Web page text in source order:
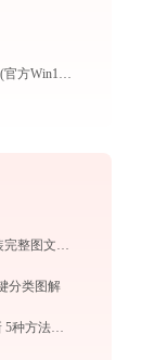
(2025最新)HP CP4525dn驱动下载(官方Win10/Win11)
PotPlayer安装教程：新手下载安装完整图文步骤
分类图解
Win10如何彻底永久关闭自动更新 5种方法教你永久关闭win10自动更新